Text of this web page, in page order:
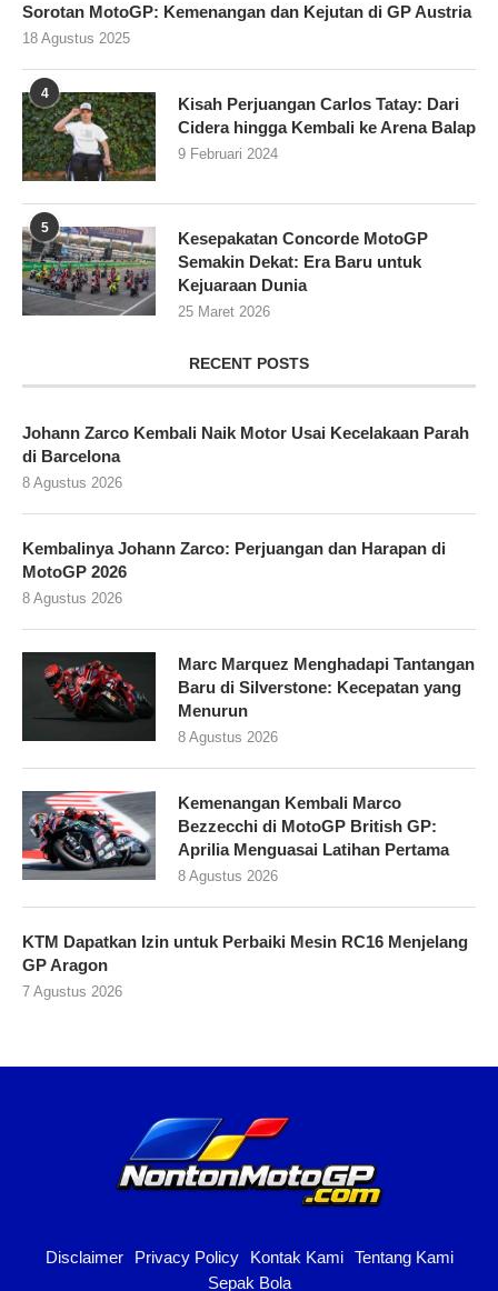
Sorotan MotoGP: Kemenangan dan Kejutan di GP Austria
18 Agustus 2025
4
Kisah Perjuangan Carlos Tatay: Dari
Cidera hingga Kembali ke Arena Balap
9 Februari 2024
5
Kesepakatan Concorde MotoGP
Semakin Dekat: Era Baru untuk
Kejuaraan Dunia
25 Maret 2026
RECENT POSTS
Johann Zarco Kembali Naik Motor Usai Kecelakaan Parah
di Barcelona
8 Agustus 2026
Kembalinya Johann Zarco: Perjuangan dan Harapan di
MotoGP 2026
8 Agustus 2026
Marc Marquez Menghadapi Tantangan
Baru di Silverstone: Kecepatan yang
Menurun
8 Agustus 2026
Kemenangan Kembali Marco
Bezzecchi di MotoGP British GP:
Aprilia Menguasai Latihan Pertama
8 Agustus 2026
KTM Dapatkan Izin untuk Perbaiki Mesin RC16 Menjelang
GP Aragon
7 Agustus 2026
Disclaimer Privacy Policy Kontak Kami
Tentang Kami
Sepak Bola